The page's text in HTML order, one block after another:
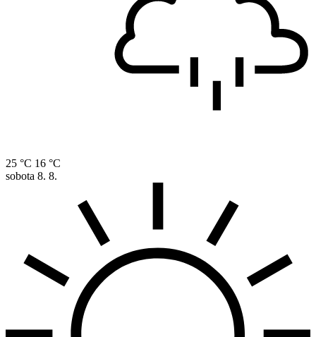
25 °C 16 °C
sobota 8. 8.